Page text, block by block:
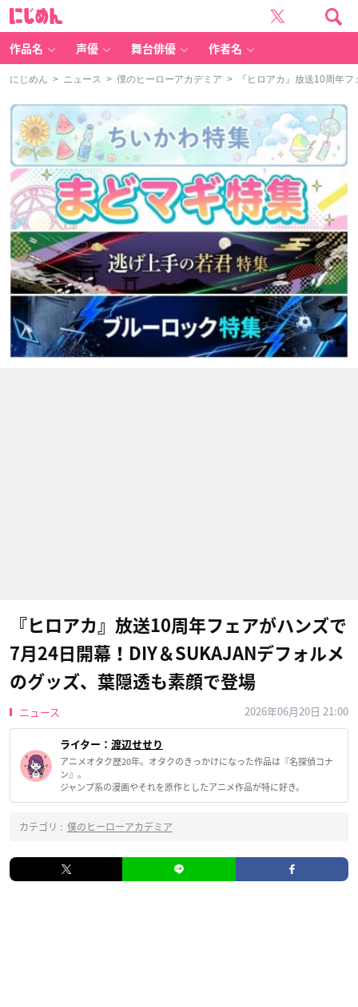
作品名 声優 舞台俳優 作者名
にじめん > ニュース > 僕のヒーローアカデミア > 『ヒロアカ』放送10周年フ
『ヒロアカ』放送10周年フェアがハンズで
7月24日開幕！DIY＆SUKAJANデフォルメ
のグッズ、葉隠透も素顔で登場
ニュース 2026年06月20日 21:00
ライター： 渡辺せせり
アニメオタク歴20年。オタクのきっかけになった作品は『名探偵コナ
ン』。
ジャンプ系の漫画やそれを原作としたアニメ作品が特に好き。
カテゴリ : 僕のヒーローアカデミア